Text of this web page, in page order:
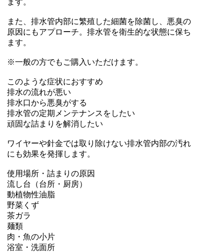
ます。
また、排水管内部に繁殖した細菌を除菌し、悪臭の
原因にもアプローチ。排水管を衛生的な状態に保ち
ます。
※一般の方でもご購入いただけます。
このような症状におすすめ
排水の流れが悪い
排水口から悪臭がする
排水管の定期メンテナンスをしたい
頑固な詰まりを解消したい
ワイヤーや針金では取り除けない排水管内部の汚れ
にも効果を発揮します。
使用場所・詰まりの原因
流し台（台所・厨房）
動植物性油脂
野菜くず
茶ガラ
麺類
肉・魚の小片
浴室・洗面所